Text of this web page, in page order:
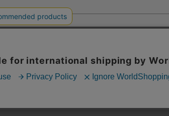
得および利便性向上のためにクッキー（Cookie）